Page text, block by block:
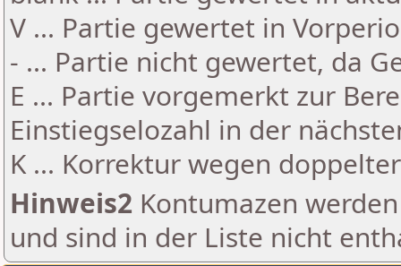
V ... Partie gewertet in
- ... Partie nicht gewertet, da
E ... Partie vorgemerkt zur
Einstiegselozahl in der
K ... Korrektur wegen
Hinweis2 Kontumazen
und sind in der Liste nicht